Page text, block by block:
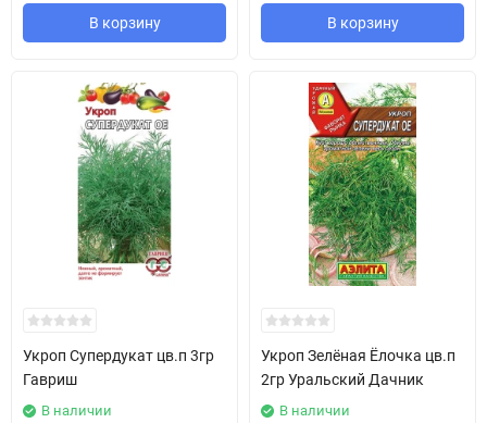
В корзину В корзину
Укроп Супердукат цв.п 3гр
Гавриш
В наличии
Укроп Зелёная Ёлочка цв.п
2гр Уральский Дачник
В наличии